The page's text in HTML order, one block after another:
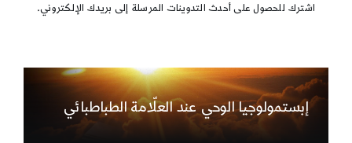
اشترك للحصول على أحدث التدوينات المرسلة إلى بريدك الإلكتروني.
إبستمولوجيا الوحي عند العلّامة الطباطبائي